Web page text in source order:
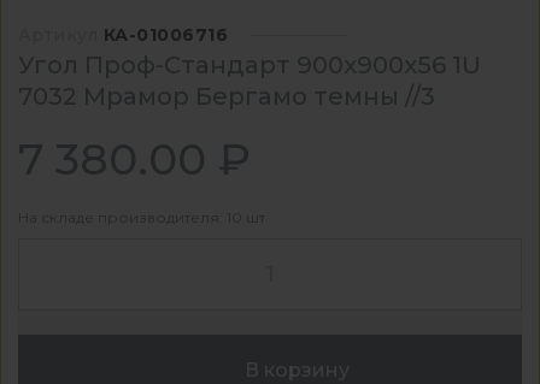
КА-01006716
Угол Проф-Стандарт 900x900x56 1U
7032 Мрамор Бергамо темны //3
7 380.00 ₽
На складе производителя: 10 шт
В корзину